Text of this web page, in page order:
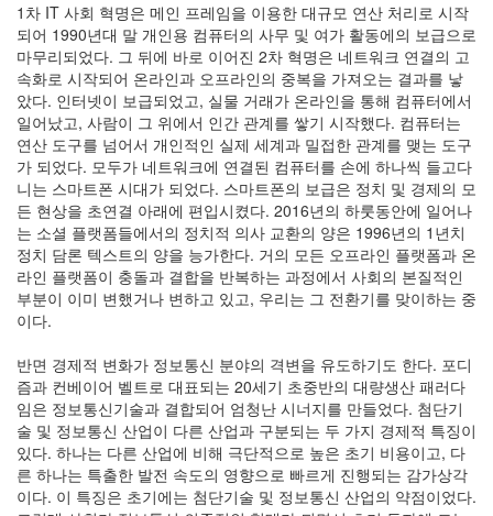
1차 IT 사회 혁명은 메인 프레임을 이용한 대규모 연산 처리로 시작
되어 1990년대 말 개인용 컴퓨터의 사무 및 여가 활동에의 보급으로
마무리되었다. 그 뒤에 바로 이어진 2차 혁명은 네트워크 연결의 고
속화로 시작되어 온라인과 오프라인의 중복을 가져오는 결과를 낳
았다. 인터넷이 보급되었고, 실물 거래가 온라인을 통해 컴퓨터에서
일어났고, 사람이 그 위에서 인간 관계를 쌓기 시작했다. 컴퓨터는
연산 도구를 넘어서 개인적인 실제 세계과 밀접한 관계를 맺는 도구
가 되었다. 모두가 네트워크에 연결된 컴퓨터를 손에 하나씩 들고다
니는 스마트폰 시대가 되었다. 스마트폰의 보급은 정치 및 경제의 모
든 현상을 초연결 아래에 편입시켰다. 2016년의 하룻동안에 일어나
는 소셜 플랫폼들에서의 정치적 의사 교환의 양은 1996년의 1년치
정치 담론 텍스트의 양을 능가한다. 거의 모든 오프라인 플랫폼과 온
라인 플랫폼이 충돌과 결합을 반복하는 과정에서 사회의 본질적인
부분이 이미 변했거나 변하고 있고, 우리는 그 전환기를 맞이하는 중
이다.
반면 경제적 변화가 정보통신 분야의 격변을 유도하기도 한다. 포디
즘과 컨베이어 벨트로 대표되는 20세기 초중반의 대량생산 패러다
임은 정보통신기술과 결합되어 엄청난 시너지를 만들었다. 첨단기
술 및 정보통신 산업이 다른 산업과 구분되는 두 가지 경제적 특징이
있다. 하나는 다른 산업에 비해 극단적으로 높은 초기 비용이고, 다
른 하나는 특출한 발전 속도의 영향으로 빠르게 진행되는 감가상각
이다. 이 특징은 초기에는 첨단기술 및 정보통신 산업의 약점이었다.
르
코
정
로
그
Notices
Find!
전
체
14
전
산
물
리